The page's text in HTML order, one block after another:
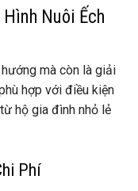
Nuôi Ếch
mà còn là giải
hợp với điều kiện
hộ gia đình nhỏ lẻ
Phí